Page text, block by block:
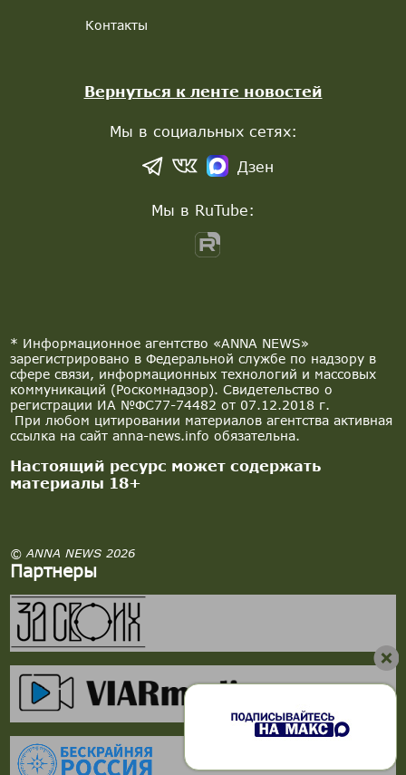
* Информационное агентство «ANNA NEWS»
зарегистрировано в Федеральной службе по надзору в
сфере связи, информационных технологий и массовых
коммуникаций (Роскомнадзор). Свидетельство о
регистрации ИА №ФС77-74482 от 07.12.2018 г.
При любом цитировании материалов агентства активная
ссылка на сайт anna-news.info обязательна.
Настоящий ресурс может содержать
материалы 18+
© ANNA NEWS 2026
Партнеры
Контакты
Вернуться к ленте новостей
Мы в социальных сетях:
Дзен
Мы в RuTube: